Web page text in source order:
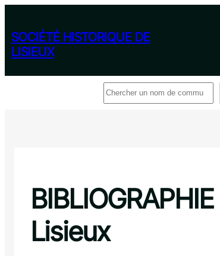
contenu
SOCIÉTÉ HISTORIQUE DE
LISIEUX
Lisieux